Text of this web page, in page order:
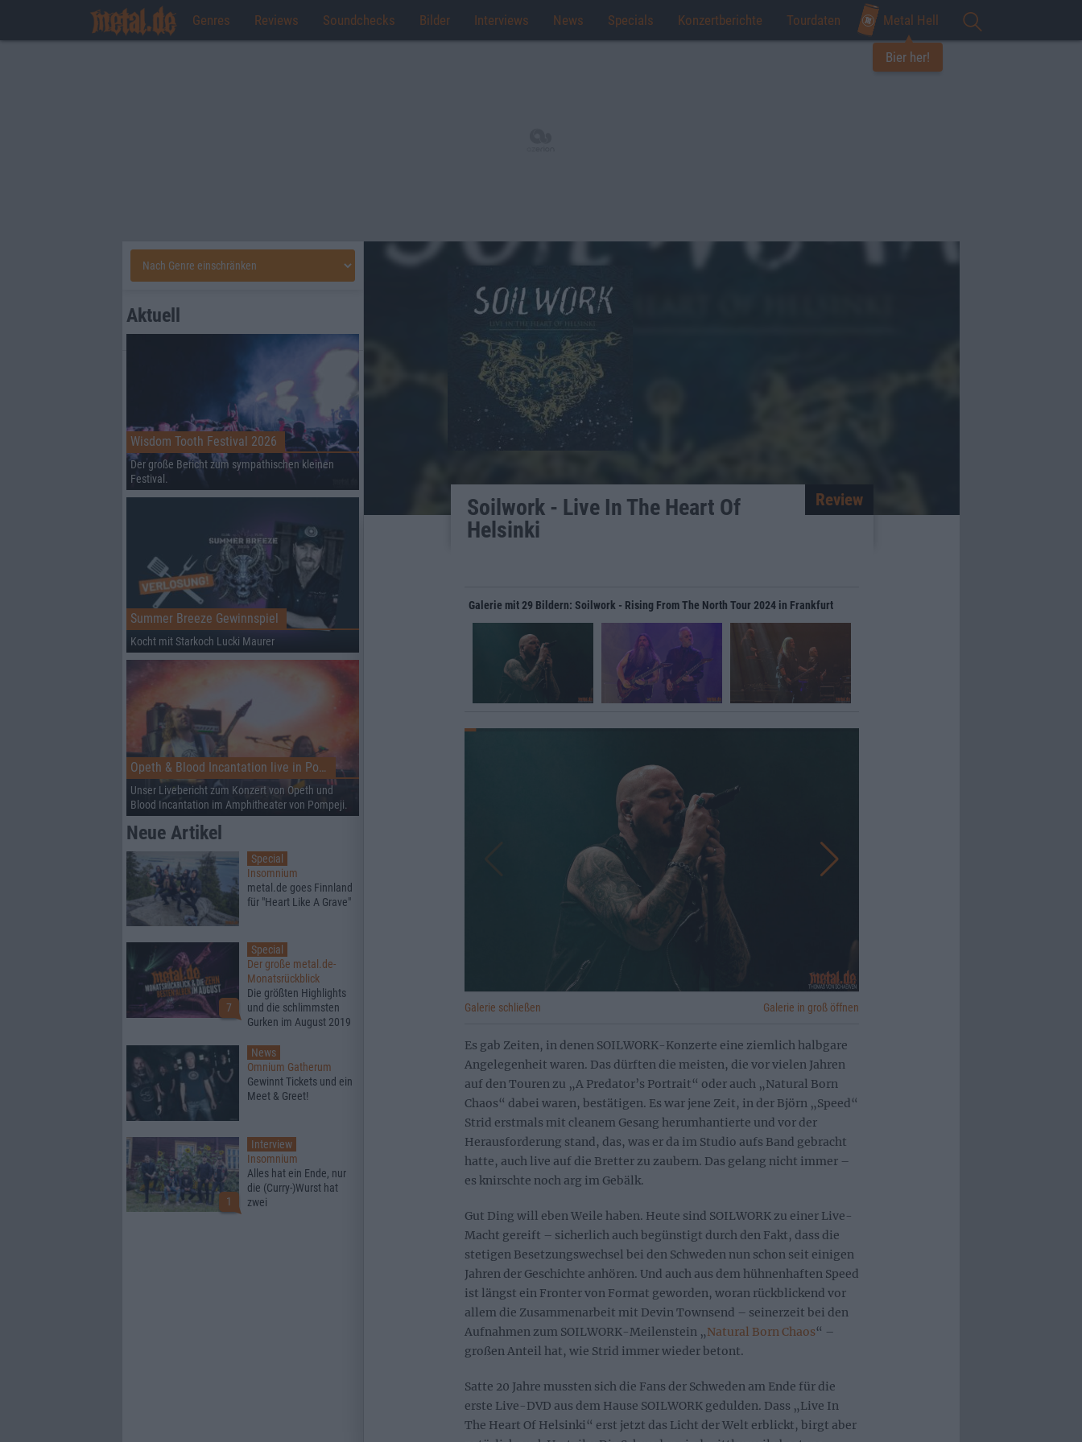
Genres Reviews Soundchecks Bilder Interviews News Specials Konzertberichte Tourdaten Metal Hell
Bier her!
Soilwork - Live In The Heart Of
Helsinki
Review
Galerie mit 29 Bildern: Soilwork - Rising From The North Tour 2024 in Frankfurt
Galerie schließen Galerie in groß öffnen
Es gab Zeiten, in denen SOILWORK-Konzerte eine ziemlich halbgare
Angelegenheit waren. Das dürften die meisten, die vor vielen Jahren
auf den Touren zu „A Predator’s Portrait“ oder auch „Natural Born
Chaos“ dabei waren, bestätigen. Es war jene Zeit, in der Björn „Speed“
Strid erstmals mit cleanem Gesang herumhantierte und vor der
Herausforderung stand, das, was er da im Studio aufs Band gebracht
hatte, auch live auf die Bretter zu zaubern. Das gelang nicht immer –
es knirschte noch arg im Gebälk.
Gut Ding will eben Weile haben. Heute sind SOILWORK zu einer Live-
Macht gereift – sicherlich auch begünstigt durch den Fakt, dass die
stetigen Besetzungswechsel bei den Schweden nun schon seit einigen
Jahren der Geschichte anhören. Und auch aus dem hühnenhaften Speed
ist längst ein Fronter von Format geworden, woran rückblickend vor
allem die Zusammenarbeit mit Devin Townsend – seinerzeit bei den
Aufnahmen zum SOILWORK-Meilenstein „Natural Born Chaos“ –
großen Anteil hat, wie Strid immer wieder betont.
Satte 20 Jahre mussten sich die Fans der Schweden am Ende für die
erste Live-DVD aus dem Hause SOILWORK gedulden. Dass „Live In
The Heart Of Helsinki“ erst jetzt das Licht der Welt erblickt, birgt aber
Aktuell
Wisdom Tooth Festival 2026
Der große Bericht zum sympathischen kleinen
Festival.
Summer Breeze Gewinnspiel
Kocht mit Starkoch Lucki Maurer
Opeth & Blood Incantation live in Pompeji
Unser Livebericht zum Konzert von Opeth und
Blood Incantation im Amphitheater von Pompeji.
Neue Artikel
Special
Insomnium
metal.de goes Finnland
für "Heart Like A Grave"
7
Special
Der große metal.de-
Monatsrückblick
Die größten Highlights
und die schlimmsten
Gurken im August 2019
News
Omnium Gatherum
Gewinnt Tickets und ein
Meet & Greet!
1
Interview
Insomnium
Alles hat ein Ende, nur
die (Curry-)Wurst hat
zwei